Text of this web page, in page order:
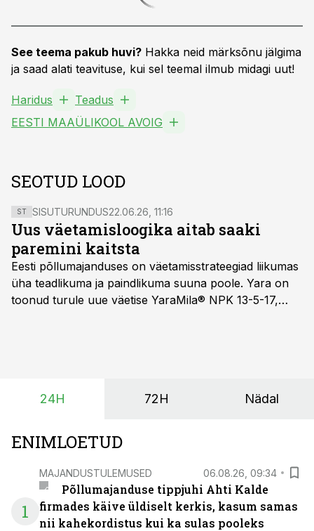
See teema pakub huvi? Hakka neid märksõnu jälgima
ja saad alati teavituse, kui sel teemal ilmub midagi uut!
Haridus
Teadus
EESTI MAAÜLIKOOL AVOIG
SEOTUD LOOD
ST SISUTURUNDUS22.06.26, 11:16
Uus väetamisloogika aitab saaki
paremini kaitsta
Eesti põllumajanduses on väetamisstrateegiad liikumas
üha teadlikuma ja paindlikuma suuna poole. Yara on
toonud turule uue väetise YaraMila® NPK 13-5-17,
24H 72H Nädal
ENIMLOETUD
1
MAJANDUSTULEMUSED 06.08.26, 09:34
Põllumajanduse tippjuhi Ahti Kalde
firmades käive üldiselt kerkis, kasum samas
nii kahekordistus kui ka sulas pooleks